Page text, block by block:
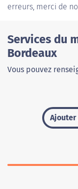
erreurs, merci de
Services du
Bordeaux
Vous pouvez